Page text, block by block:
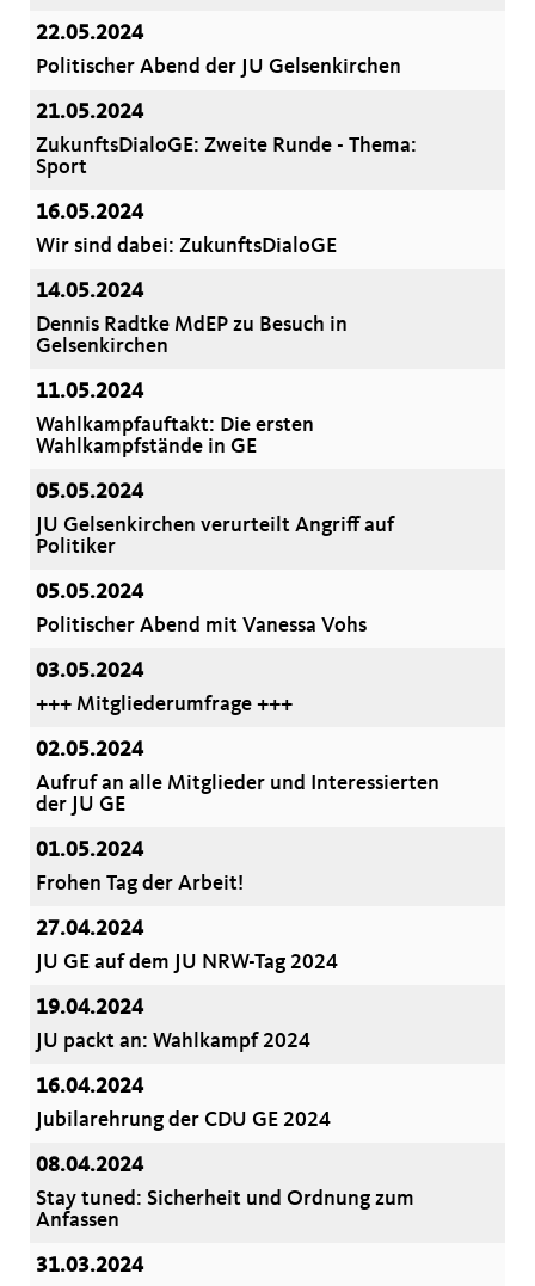
22.05.2024
Politischer Abend der JU Gelsenkirchen
21.05.2024
ZukunftsDialoGE: Zweite Runde - Thema:
Sport
16.05.2024
Wir sind dabei: ZukunftsDialoGE
14.05.2024
Dennis Radtke MdEP zu Besuch in
Gelsenkirchen
11.05.2024
Wahlkampfauftakt: Die ersten
Wahlkampfstände in GE
05.05.2024
JU Gelsenkirchen verurteilt Angriff auf
Politiker
05.05.2024
Politischer Abend mit Vanessa Vohs
03.05.2024
+++ Mitgliederumfrage +++
02.05.2024
Aufruf an alle Mitglieder und Interessierten
der JU GE
01.05.2024
Frohen Tag der Arbeit!
27.04.2024
JU GE auf dem JU NRW-Tag 2024
19.04.2024
JU packt an: Wahlkampf 2024
16.04.2024
Jubilarehrung der CDU GE 2024
08.04.2024
Stay tuned: Sicherheit und Ordnung zum
Anfassen
31.03.2024